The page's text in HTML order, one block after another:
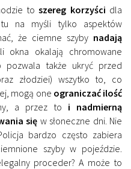
toszereg korzyści dla
na myśli tylko aspektów
że ciemne szyby nadają
okna okalają chromowane
pozwala także ukryć przed
złodziei) wszytko to, co
mogą one ograniczać ilość
a przez to i nadmierną
się w słoneczne dni. Nie
bardzo często zabiera
szyby w pojeździe.
proceder? A może to